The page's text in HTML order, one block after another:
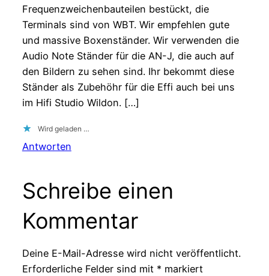
Frequenzweichenbauteilen bestückt, die
Terminals sind von WBT. Wir empfehlen gute
und massive Boxenständer. Wir verwenden die
Audio Note Ständer für die AN-J, die auch auf
den Bildern zu sehen sind. Ihr bekommt diese
Ständer als Zubehöhr für die Effi auch bei uns
im Hifi Studio Wildon. […]
Wird geladen …
Antworten
Schreibe einen
Kommentar
Deine E-Mail-Adresse wird nicht veröffentlicht.
Erforderliche Felder sind mit * markiert